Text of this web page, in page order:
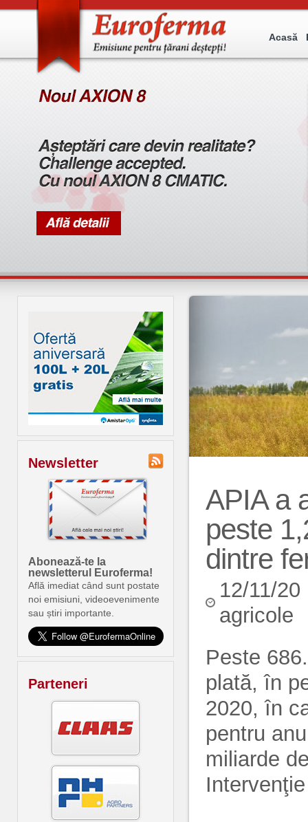
Acasă
Newsletter
Abonează-te la
newsletterul Euroferma!
Află imediat când sunt postate
noi emisiuni, videoevenimente
sau știri importante.
Parteneri
APIA a
peste
dintre
12/11/
agricole
Peste
plată, în
2020, în
pentru
miliarde